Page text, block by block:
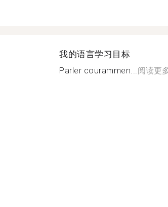
我的语言学习目标
Parler courammen...阅读更